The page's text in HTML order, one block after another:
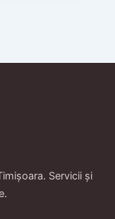
Servicii și